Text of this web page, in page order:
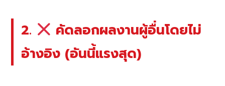
2.
คัดลอกผลงานผู้อื่นโดยไม่
อ้างอิง (อันนี้แรงสุด)